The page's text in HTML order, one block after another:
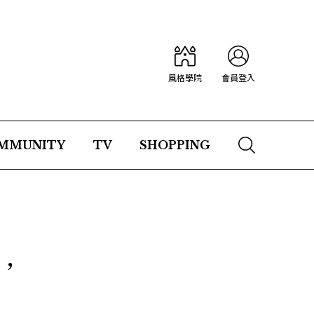
風格學院 會員登入
TV SHOPPING